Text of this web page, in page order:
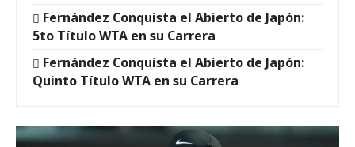
Fernández Conquista el Abierto de Japón:
5to Título WTA en su Carrera
Fernández Conquista el Abierto de Japón:
Quinto Título WTA en su Carrera